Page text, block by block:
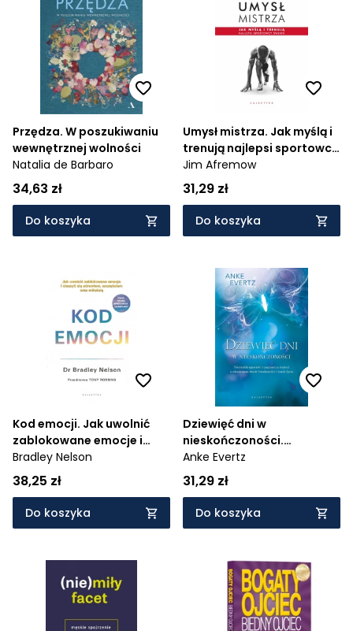
Przędza. W poszukiwaniu
wewnętrznej wolności
Natalia de Barbaro
34,63 zł
Do koszyka
Umysł mistrza. Jak myślą i
trenują najlepsi sportowcy
świata
Jim Afremow
31,29 zł
Do koszyka
Kod emocji. Jak uwolnić
zablokowane emocje i
cieszyć się zdrowiem,
szczęściem oraz miłością
Bradley Nelson
38,25 zł
Do koszyka
Dziewięć dni w
nieskończoności.
Niezwykła opowieść z
pogranicza śmierci o
odmiennym stanie
świadomości i sensie życia
Anke Evertz
31,29 zł
Do koszyka